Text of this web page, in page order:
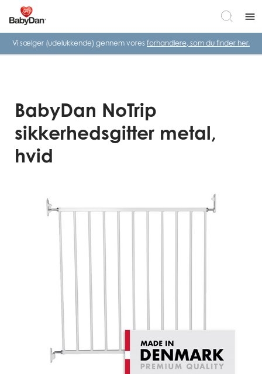
menu
Vi sælger (udelukkende) gennem vores forhandlere, som du finder her.
BabyDan NoTrip
sikkerhedsgitter metal,
hvid